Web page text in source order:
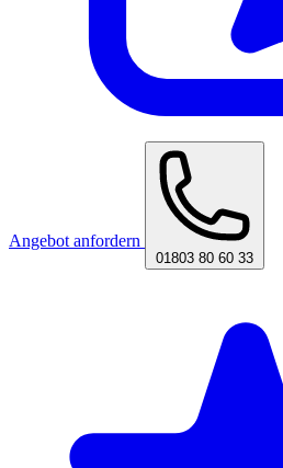
Angebot anfordern
01803 80 60 33